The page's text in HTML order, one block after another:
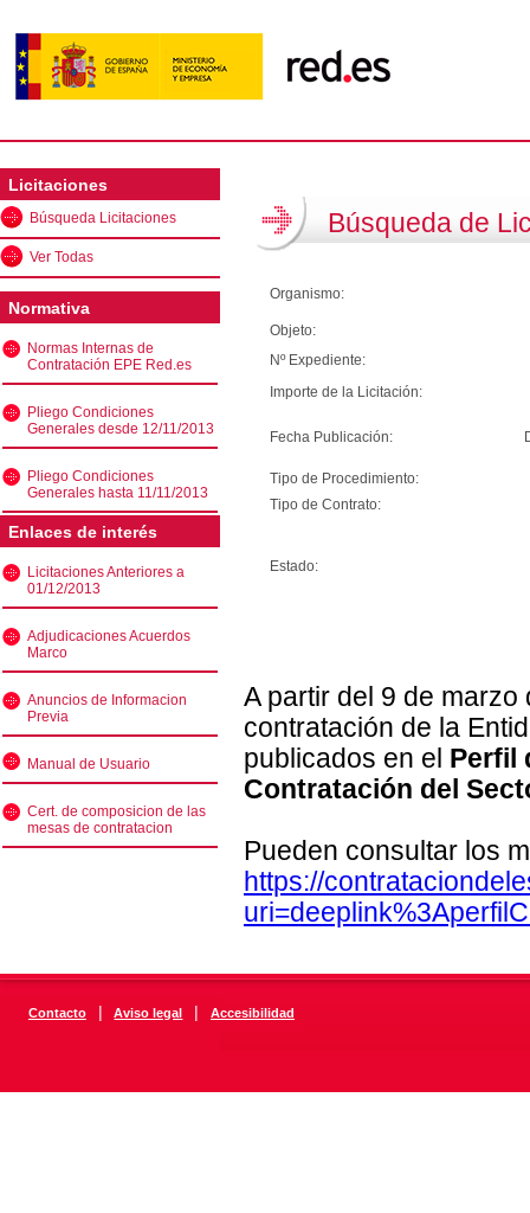
Licitaciones
Búsqueda Licitaciones
Ver Todas
Normativa
Normas Internas de
Contratación EPE Red.es
Pliego Condiciones
Generales desde 12/11/2013
Pliego Condiciones
Generales hasta 11/11/2013
Enlaces de interés
Licitaciones Anteriores a
01/12/2013
Adjudicaciones Acuerdos
Marco
Anuncios de Informacion
Previa
Manual de Usuario
Cert. de composicion de las
mesas de contratacion
Búsqueda de
Organismo:
Objeto:
Nº Expediente:
Importe de la Licitación:
Fecha Publicación:
Tipo de Procedimiento:
Tipo de Contrato:
Estado:
A partir del 9 de
contratación de la
publicados en el Perfil
Contratación del
Pueden consultar los
https://
Contacto | Aviso legal | Accesibilidad